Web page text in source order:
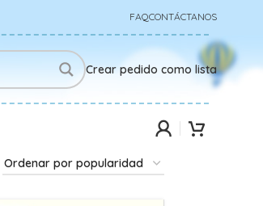
FAQCONTÁCTANOS
Crear pedido como lista